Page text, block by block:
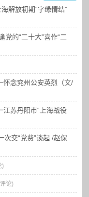
解放初期“字缘情结”
的“二十大”喜作“二
怀念兖州公安英烈（文/
苏丹阳市“上海战役
次交“党费”谈起 /赵保
)
论)